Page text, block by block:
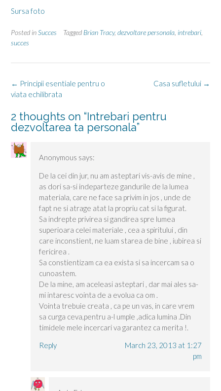
Sursa foto
Posted inSucces Tagged Brian Tracy, dezvoltare personala intrebari
succes
Post
navigation
Casa sufletului →
← Principii esentiale pentru o
viata echilibrata
2 thoughts on “Intrebari pentru
dezvoltarea ta personala”
Anonymous says:
De la cei din jur, nu am asteptari vis-avis de mine ,
as dori sa-si indeparteze gandurile de la lumea
materiala, care ne face sa privim in jos , unde de
fapt ne si atrage atat la propriu cat si la figurat.
Sa indrepte privirea si gandirea spre lumea
superioara celei materiale , cea a spiritului , din
care inconstient, ne luam starea de bine , iubirea si
fericirea .
Sa constientizam ca ea exista si sa incercam sa o
cunoastem.
De la mine, am aceleasi asteptari , dar mai ales sa-
mi intaresc vointa de a evolua ca om .
Vointa trebuie creata , ca pe un vas, in care vrem
sa curga ceva,pentru a-l umple ,adica lumina .Din
timidele mele incercari va garantez ca merita !.
Reply
March 23, 2013 at 1:27
pm